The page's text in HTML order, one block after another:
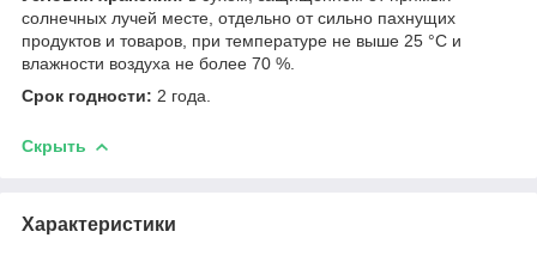
солнечных лучей месте, отдельно от сильно пахнущих
продуктов и товаров, при температуре не выше 25 °С и
влажности воздуха не более 70 %.
Срок годности: 2 года.
Скрыть
Характеристики